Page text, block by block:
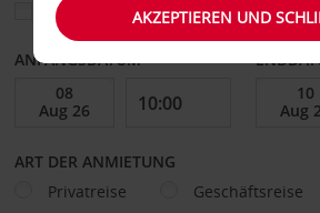
Eine andere Rückgabestation
ANFANGSDATUM
ART DER ANMIETUNG
Privatreise
Geschäftsreise
AKZEPTIEREN UND